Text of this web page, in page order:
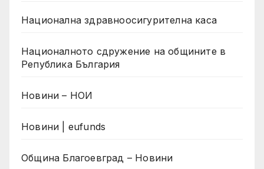
Национална здравноосигурителна каса
Националното сдружение на общините в
Република България
Новини – НОИ
Новини | eufunds
Община Благоевград – Новини